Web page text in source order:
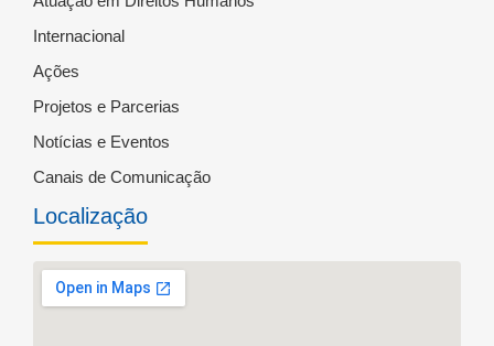
Internacional
Ações
Projetos e Parcerias
Notícias e Eventos
Canais de Comunicação
Localização